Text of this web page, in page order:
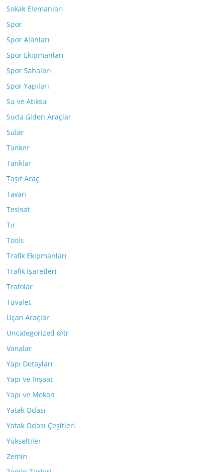
Sokak Elemanları
Spor
Spor Alanları
Spor Ekipmanları
Spor Sahaları
Spor Yapıları
Su ve Atıksu
Suda Giden Araçlar
Sular
Tanker
Tanklar
Taşıt Araç
Tavan
Tesisat
Tır
Tools
Trafik Ekipmanları
Trafik işaretleri
Trafolar
Tuvalet
Uçan Araçlar
Uncategorized @tr
Vanalar
Yapı Detayları
Yapı ve İnşaat
Yapı ve Mekan
Yatak Odası
Yatak Odası Çeşitleri
Yükseltiler
Zemin